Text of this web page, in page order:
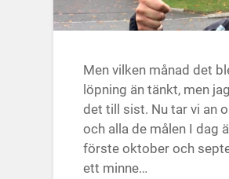
Men vilken månad det
löpning än tänkt, men
det till sist. Nu tar vi an
och alla de målen I dag
förste oktober och
ett minne…